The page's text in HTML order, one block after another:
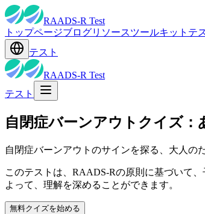
RAADS-R Test
トップページブログリソースツールキット テ
テスト
RAADS-R Test
テスト
自閉症バーンアウトクイズ：
自閉症バーンアウトのサインを探る、大人の
このテストは、RAADS-Rの原則に基づいて
よって、理解を深めることができます。
無料クイズを始める